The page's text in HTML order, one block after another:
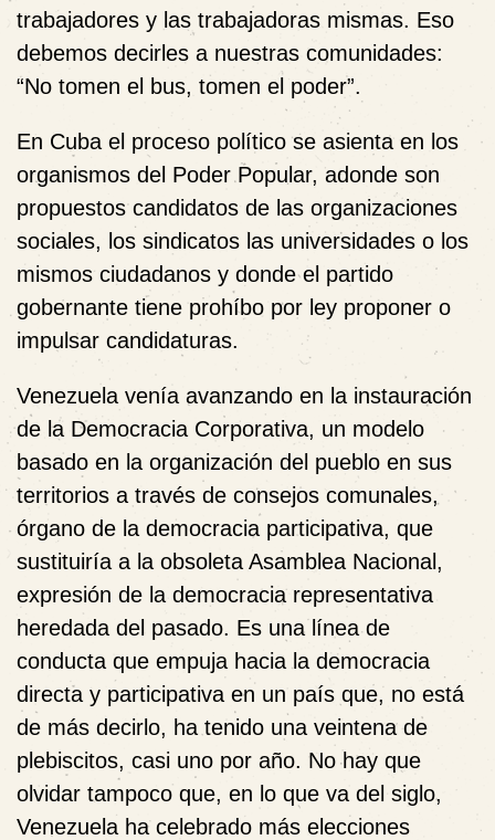
trabajadores y las trabajadoras mismas. Eso
debemos decirles a nuestras comunidades:
“No tomen el bus, tomen el poder”.
En Cuba el proceso político se asienta en los
organismos del Poder Popular, adonde son
propuestos candidatos de las organizaciones
sociales, los sindicatos las universidades o los
mismos ciudadanos y donde el partido
gobernante tiene prohíbo por ley proponer o
impulsar candidaturas.
Venezuela venía avanzando en la instauración
de la Democracia Corporativa, un modelo
basado en la organización del pueblo en sus
territorios a través de consejos comunales,
órgano de la democracia participativa, que
sustituiría a la obsoleta Asamblea Nacional,
expresión de la democracia representativa
heredada del pasado. Es una línea de
conducta que empuja hacia la democracia
directa y participativa en un país que, no está
de más decirlo, ha tenido una veintena de
plebiscitos, casi uno por año. No hay que
olvidar tampoco que, en lo que va del siglo,
Venezuela ha celebrado más elecciones